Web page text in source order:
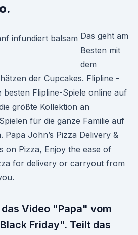
Das geht am
Besten mit
dem
der Cupcakes. Flipline -
besten Flipline-Spiele online auf
größte Kollektion an
für die ganze Familie auf
Papa John’s Pizza Delivery &
on Pizza, Enjoy the ease of
for delivery or carryout from
das Video "Papa" vom
Friday". Teilt das